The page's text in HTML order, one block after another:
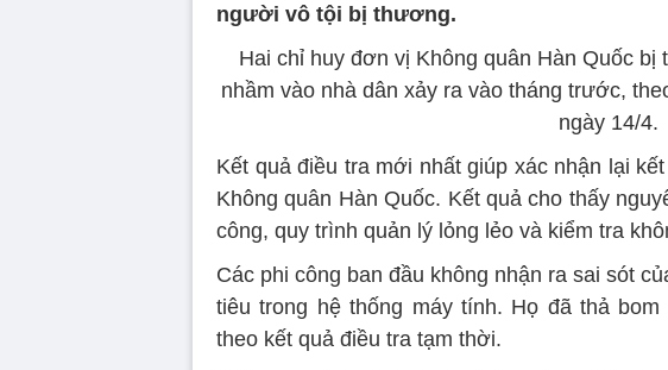
người vô tội bị thương.
Hai chỉ huy đơn vị Không quân Hàn Quốc bị
nhầm vào nhà dân xảy ra vào tháng trước,
ngày 14/4.
Kết quả điều tra mới nhất giúp xác nhận lại
Không quân Hàn Quốc. Kết quả cho thấy
công, quy trình quản lý lỏng lẻo và kiểm tra
Các phi công ban đầu không nhận ra sai sót
tiêu trong hệ thống máy tính. Họ đã thả
theo kết quả điều tra tạm thời.